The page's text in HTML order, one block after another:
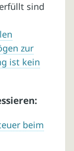
sind
zur
ist kein
beim